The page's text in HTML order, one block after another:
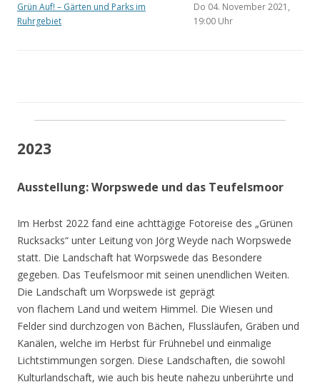
Grün Auf! – Gärten und Parks im
Ruhrgebiet
Do 04. November 2021,
19:00 Uhr
2023
Ausstellung: Worpswede und das Teufelsmoor
Im Herbst 2022 fand eine achttägige Fotoreise des „Grünen
Rucksacks“ unter Leitung von Jörg Weyde nach Worpswede
statt. Die Landschaft hat Worpswede das Besondere
gegeben. Das Teufelsmoor mit seinen unendlichen Weiten.
Die Landschaft um Worpswede ist geprägt
von flachem Land und weitem Himmel. Die Wiesen und
Felder sind durchzogen von Bächen, Flussläufen, Gräben und
Kanälen, welche im Herbst für Frühnebel und einmalige
Lichtstimmungen sorgen. Diese Landschaften, die sowohl
Kulturlandschaft, wie auch bis heute nahezu unberührte und